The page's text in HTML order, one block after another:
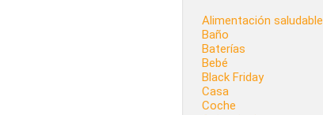
Alimentación saludable
Baño
Baterías
Bebé
Black Friday
Casa
Coche